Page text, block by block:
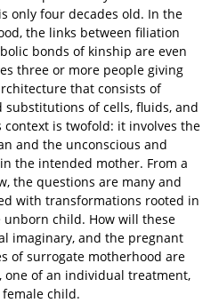
only four decades old. In the
the links between filiation
bonds of kinship are even
three or more people giving
that consists of
of cells, fluids, and
is twofold: it involves the
and the unconscious and
the intended mother. From a
the questions are many and
with transformations rooted in
child. How will these
imaginary, and the pregnant
of surrogate motherhood are
one of an individual treatment,
child.